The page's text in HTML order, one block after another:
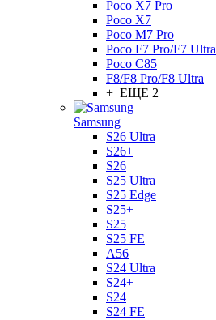
Poco X7 Pro
Poco X7
Poco M7 Pro
Poco F7 Pro/F7 Ultra
Poco C85
F8/F8 Pro/F8 Ultra
+ ЕЩЕ 2
Samsung
S26 Ultra
S26+
S26
S25 Ultra
S25 Edge
S25+
S25
S25 FE
A56
S24 Ultra
S24+
S24
S24 FE